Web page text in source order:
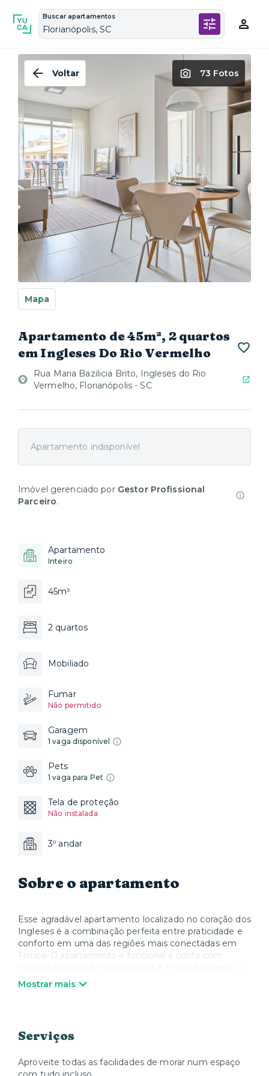
Buscar apartamentos
Florianópolis, SC
Voltar 73 Fotos
Mapa
Apartamento de 45m², 2 quartos
em Ingleses Do Rio Vermelho
Rua Maria Bazilicia Brito, Ingleses do Rio
Vermelho, Florianópolis - SC
Apartamento indisponível
Imóvel gerenciado por Gestor Profissional
Parceiro.
Apartamento
Inteiro
45m²
2 quartos
Mobiliado
Fumar
Não permitido
Garagem
1 vaga disponível
Pets
1 vaga para Pet
Tela de proteção
Não instalada
3º andar
Sobre o apartamento
Esse agradável apartamento localizado no coração dos
Ingleses é a combinação perfeita entre praticidade e
conforto em uma das regiões mais conectadas em
Floripa. O apartamento é funcional e conta com
prédio é moderno e possui piscina, academia e espaço
Esse agradável apartamento localizado no coração dos
conforto em uma das regiões mais conectadas em
Floripa. O apartamento é funcional e conta com
Mostrar mais
Serviços
Aproveite todas as facilidades de morar num espaço